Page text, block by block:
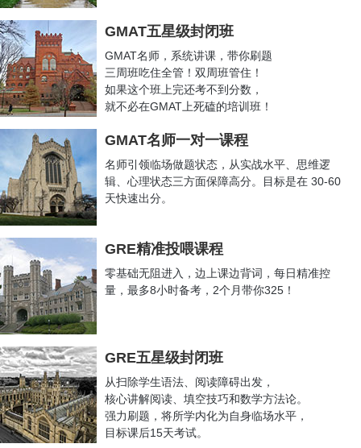
出的6条建议！
LSAT不盲考，不盲从，一位新晋Berkeley JD小姐姐的七条备考建
议
LSAT一战直接Cancel，二战顺利拿下170+，整个过程她经历了什
么？
GRE6周一战出分331，备考精华都在这儿了
学员出分喜报！LSAT出分179！
GMAT首战750，她到底有哪些不为人知的备考秘籍？
你还在犹犹豫豫？她已经拿了两次GMAT700+了！
LSAT168小姐姐的二十条硬核分享
LSAT不盲考
，不盲从，一位新晋Berkeley JD小姐姐的七条备考建
议
一战GMAT730超实用备考总结，你关心的问题她都帮你解答了
从GMAT570到700，她原来犯了很多同学都会犯的错
【GMAT740高分分享】思维的转变，受用终生！
恭喜博智教育L同学录取Offer:JHU-MSF
恭喜博智教育Z同学录取Offer JHU-MSF University of Maryland 每
年7500美金奖学金
恭喜博智教育Z同学新增Universityof Toronto MBA 每年12000加币
奖学金
GMAT五星级封闭班
GMAT名师，系统讲课，带你刷题
三周班吃住全管！双周班管住！
如果这个班上完还考不到分数，
就不必在GMAT上死磕的培训班！
GMAT名师一对一课程
名师引领临场做题状态，从实战水平、思维逻
辑、心理状态三方面保障高分。目标是在 30-60
天快速出分。
GRE精准投喂课程
零基础无阻进入，边上课边背词，每日精准控
量，最多8小时备考，2个月带你325！
GRE五星级封闭班
从扫除学生语法、阅读障碍出发，
核心讲解阅读、填空技巧和数学方法论。
强力刷题，将所学内化为自身临场水平，
目标课后15天考试。